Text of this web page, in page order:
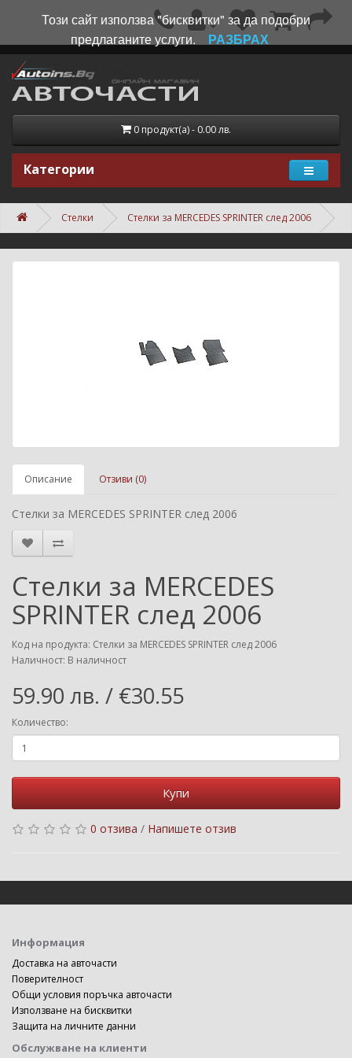
0 продукт(а) - 0.00 лв.
Категории
Стелки Стелки за MERCEDES SPRINTER след 2006
Описание Отзиви (0)
Стелки за MERCEDES SPRINTER след 2006
Стелки за MERCEDES
SPRINTER след 2006
Код на продукта: Стелки за MERCEDES SPRINTER след 2006
Наличност: В наличност
59.90 лв. / €30.55
Количество:
Купи
0 отзива / Напишете отзив
Информация
Доставка на авточасти
Поверителност
Общи условия поръчка авточасти
Използване на бисквитки
Защита на личните данни
Обслужване на клиенти
Този сайт използва "бисквитки" за да подобри
предлаганите услуги.
РАЗБРАХ